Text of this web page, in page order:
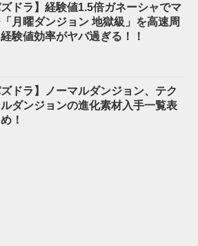
ズドラ】経験値1.5倍ガネーシャでマ
月曜ダンジョン 地獄級」を高速周
験値効率がヤバ過ぎる！！
ズドラ】ノーマルダンジョン、テク
ダンジョンの進化素材入手一覧表
！